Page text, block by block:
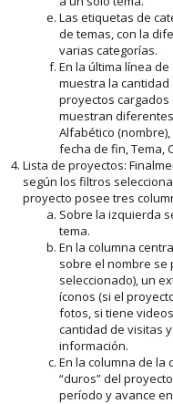
Las etiquetas de
de temas, con la
varias categorías.
En la última línea
muestra la
proyectos cargados
muestran
Alfabético
fecha de fin, Tema,
Lista de proyectos:
según los filtros
proyecto posee tres
Sobre la izquierda
tema.
En la columna
sobre el nombre se
seleccionado), un
íconos (si el
fotos, si tiene
cantidad de visitas
información.
En la columna de
“duros” del
período y avance